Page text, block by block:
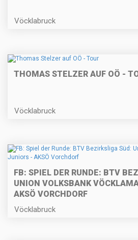
Vöcklabruck
THOMAS STELZER AUF OÖ -
Vöcklabruck
FB: SPIEL DER RUNDE: BTV
UNION VOLKSBANK
AKSÖ VORCHDORF
Vöcklabruck